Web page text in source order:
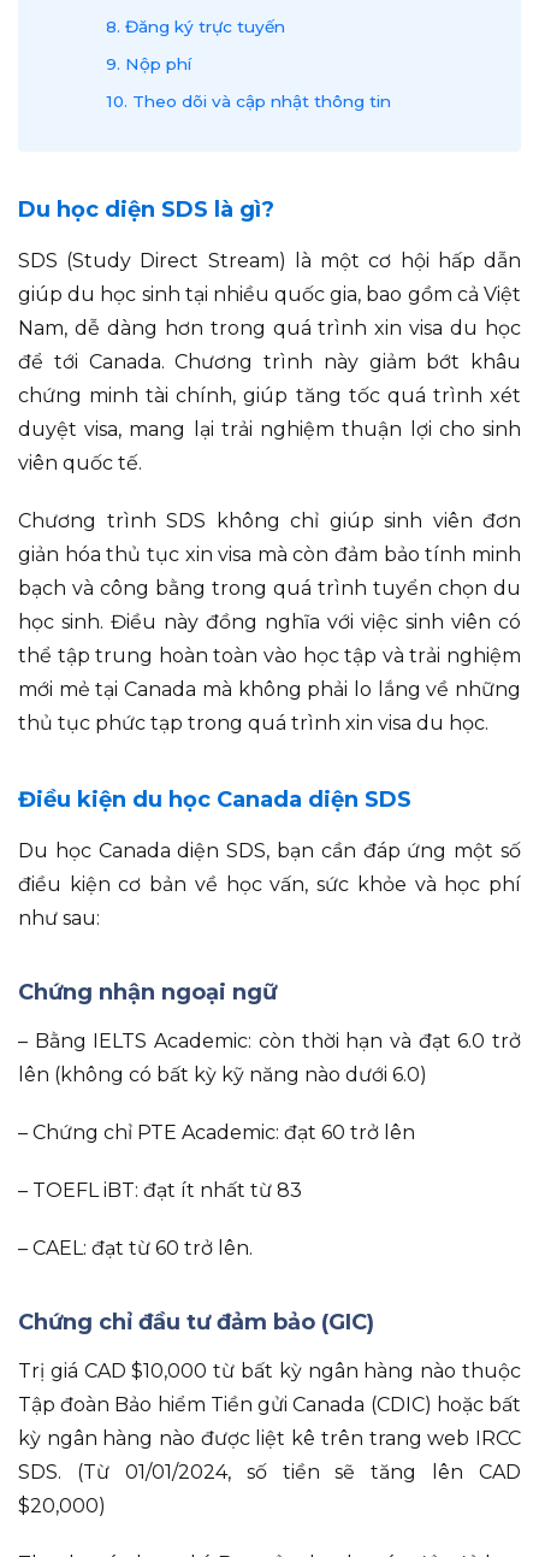
8. Đăng ký trực tuyến
9. Nộp phí
10. Theo dõi và cập nhật thông tin
Du học diện SDS là gì?
SDS (Study Direct Stream) là một cơ hội hấp dẫn
giúp du học sinh tại nhiều quốc gia, bao gồm cả Việt
Nam, dễ dàng hơn trong quá trình xin visa du học
để tới Canada. Chương trình này giảm bớt khâu
chứng minh tài chính, giúp tăng tốc quá trình xét
duyệt visa, mang lại trải nghiệm thuận lợi cho sinh
viên quốc tế.
Chương trình SDS không chỉ giúp sinh viên đơn
giản hóa thủ tục xin visa mà còn đảm bảo tính minh
bạch và công bằng trong quá trình tuyển chọn du
học sinh. Điều này đồng nghĩa với việc sinh viên có
thể tập trung hoàn toàn vào học tập và trải nghiệm
mới mẻ tại Canada mà không phải lo lắng về những
thủ tục phức tạp trong quá trình xin visa du học.
Điều kiện du học Canada diện SDS
Du học Canada diện SDS, bạn cần đáp ứng một số
điều kiện cơ bản về học vấn, sức khỏe và học phí
như sau:
Chứng nhận ngoại ngữ
– Bằng IELTS Academic: còn thời hạn và đạt 6.0 trở
lên (không có bất kỳ kỹ năng nào dưới 6.0)
– Chứng chỉ PTE Academic: đạt 60 trở lên
– TOEFL iBT: đạt ít nhất từ 83
– CAEL: đạt từ 60 trở lên.
Chứng chỉ đầu tư đảm bảo (GIC)
Trị giá CAD $10,000 từ bất kỳ ngân hàng nào thuộc
Tập đoàn Bảo hiểm Tiền gửi Canada (CDIC) hoặc bất
kỳ ngân hàng nào được liệt kê trên trang web IRCC
SDS. (Từ 01/01/2024, số tiền sẽ tăng lên CAD
$20,000)